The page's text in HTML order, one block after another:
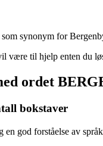
synonym for
være til hjelp enten du
ordet
bokstaver
en god forståelse av